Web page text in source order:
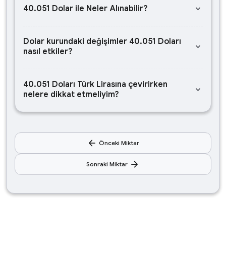
40.051 Dolar ile Neler Alınabilir? keyboard_arrow_down
Dolar kurundaki değişimler 40.051 Doları
nasıl etkiler?
keyboard_arrow_down
40.051 Doları Türk Lirasına çevirirken
nelere dikkat etmeliyim?
keyboard_arrow_down
arrow_back Önceki Miktar
Sonraki Miktar arrow_forward